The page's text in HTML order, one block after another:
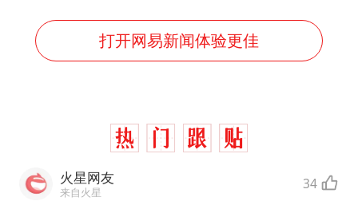
打开网易新闻体验更佳
火星网友
来自火星 34